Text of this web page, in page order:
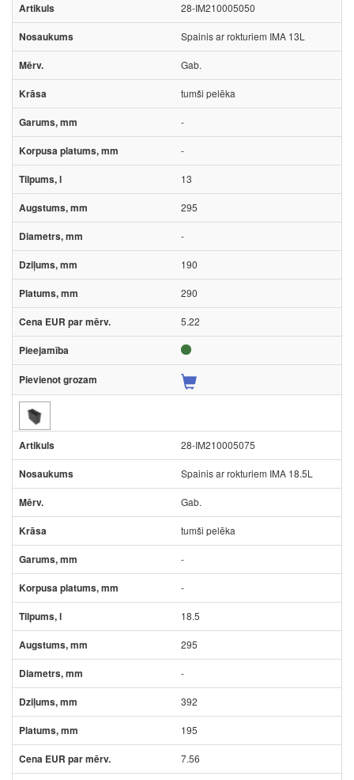
28-IM210005050
Spainis ar rokturiem IMA 13L
Gab.
tumši pelēka
-
-
13
295
-
190
290
5.22
28-IM210005075
Spainis ar rokturiem IMA 18.5L
Gab.
tumši pelēka
-
-
18.5
295
-
392
195
7.56